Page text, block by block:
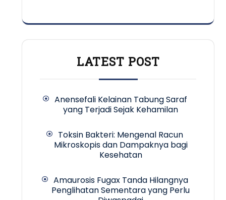
LATEST POST
Anensefali Kelainan Tabung Saraf
yang Terjadi Sejak Kehamilan
Toksin Bakteri: Mengenal Racun
Mikroskopis dan Dampaknya bagi
Kesehatan
Amaurosis Fugax Tanda Hilangnya
Penglihatan Sementara yang Perlu